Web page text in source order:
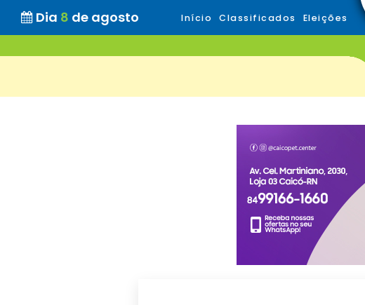
Dia 8 de agosto Início Classificados Eleições